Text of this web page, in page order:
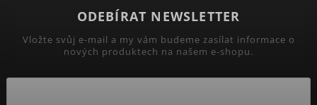
ODEBÍRAT NEWSLETTER
Vložte svůj e-mail a my vám budeme zasílat informace o
nových produktech na našem e-shopu.